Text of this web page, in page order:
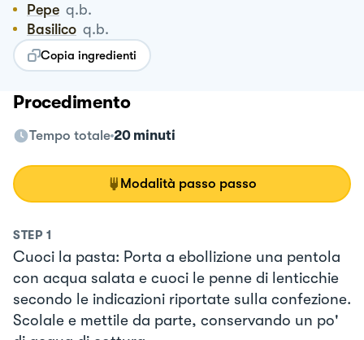
Pepe q.b.
Basilico q.b.
Copia ingredienti
Procedimento
Tempo totale 20 minuti
Modalità passo passo
STEP 1
Cuoci la pasta: Porta a ebollizione una pentola
con acqua salata e cuoci le penne di lenticchie
secondo le indicazioni riportate sulla confezione.
Scolale e mettile da parte, conservando un po'